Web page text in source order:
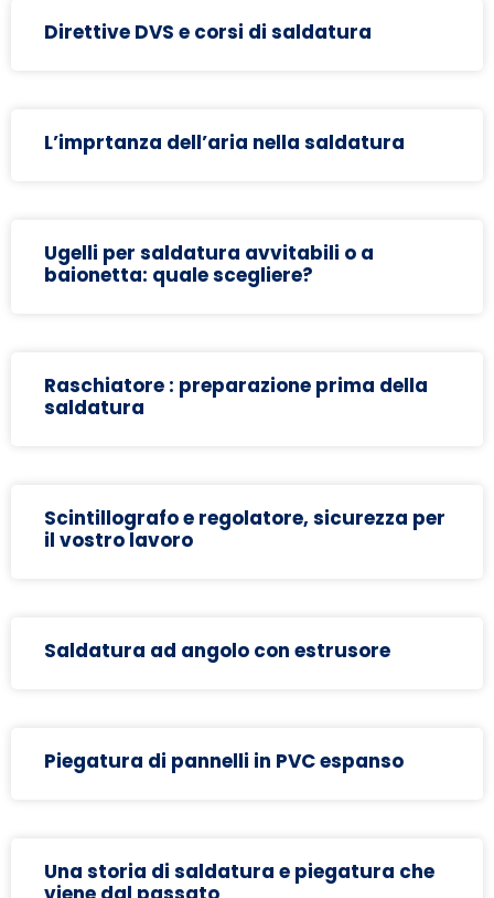
Direttive DVS e corsi di saldatura
L’imprtanza dell’aria nella saldatura
Ugelli per saldatura avvitabili o a
baionetta: quale scegliere?
Raschiatore : preparazione prima della
saldatura
Scintillografo e regolatore, sicurezza per
il vostro lavoro
Saldatura ad angolo con estrusore
Piegatura di pannelli in PVC espanso
Una storia di saldatura e piegatura che